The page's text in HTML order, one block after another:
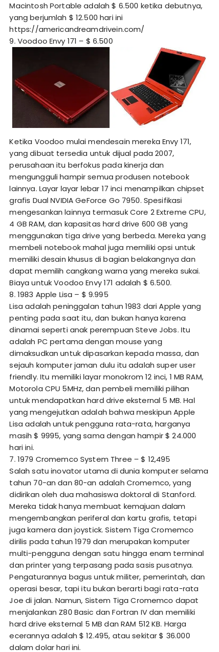
Macintosh Portable adalah $ 6.500 ketika debutnya,
yang berjumlah $ 12.500 hari ini
https://americandreamdrivein.com/
9. Voodoo Envy 171 – $ 6.500
Ketika Voodoo mulai mendesain mereka Envy 171,
yang dibuat tersedia untuk dijual pada 2007,
perusahaan itu berfokus pada kinerja dan
mengungguli hampir semua produsen notebook
lainnya. Layar layar lebar 17 inci menampilkan chipset
grafis Dual NVIDIA GeForce Go 7950. Spesifikasi
mengesankan lainnya termasuk Core 2 Extreme CPU,
4 GB RAM, dan kapasitas hard drive 600 GB yang
menggunakan tiga drive yang berbeda. Mereka yang
membeli notebook mahal juga memiliki opsi untuk
memiliki desain khusus di bagian belakangnya dan
dapat memilih cangkang warna yang mereka sukai.
Biaya untuk Voodoo Envy 171 adalah $ 6.500.
8. 1983 Apple Lisa – $ 9.995
Lisa adalah peninggalan tahun 1983 dari Apple yang
penting pada saat itu, dan bukan hanya karena
dinamai seperti anak perempuan Steve Jobs. Itu
adalah PC pertama dengan mouse yang
dimaksudkan untuk dipasarkan kepada massa, dan
sejauh komputer jaman dulu itu adalah super user
friendly. Itu memiliki layar monokrom 12 inci, 1 MB RAM,
Motorola CPU 5MHz, dan pembeli memiliki pilihan
untuk mendapatkan hard drive eksternal 5 MB. Hal
yang mengejutkan adalah bahwa meskipun Apple
Lisa adalah untuk pengguna rata-rata, harganya
masih $ 9995, yang sama dengan hampir $ 24.000
hari ini.
7. 1979 Cromemco System Three – $ 12,495
Salah satu inovator utama di dunia komputer selama
tahun 70-an dan 80-an adalah Cromemco, yang
didirikan oleh dua mahasiswa doktoral di Stanford.
Mereka tidak hanya membuat kemajuan dalam
mengembangkan periferal dan kartu grafis, tetapi
juga kamera dan joystick. Sistem Tiga Cromemco
dirilis pada tahun 1979 dan merupakan komputer
multi-pengguna dengan satu hingga enam terminal
dan printer yang terpasang pada sasis pusatnya.
Pengaturannya bagus untuk militer, pemerintah, dan
operasi besar, tapi itu bukan berarti bagi rata-rata
Joe di jalan. Namun, Sistem Tiga Cromemco dapat
menjalankan Z80 Basic dan Fortran IV dan memiliki
hard drive eksternal 5 MB dan RAM 512 KB. Harga
ecerannya adalah $ 12.495, atau sekitar $ 36.000
dalam dolar hari ini.